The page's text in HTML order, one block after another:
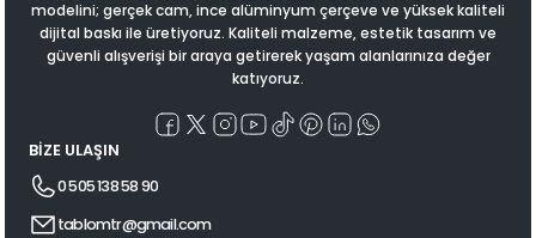
modelini; gerçek cam, ince alüminyum çerçeve ve yüksek kaliteli
dijital baskı ile üretiyoruz. Kaliteli malzeme, estetik tasarım ve
güvenli alışverişi bir araya getirerek yaşam alanlarınıza değer
katıyoruz.
BİZE ULAŞIN
0 505 138 58 90
tablomtr@gmail.com